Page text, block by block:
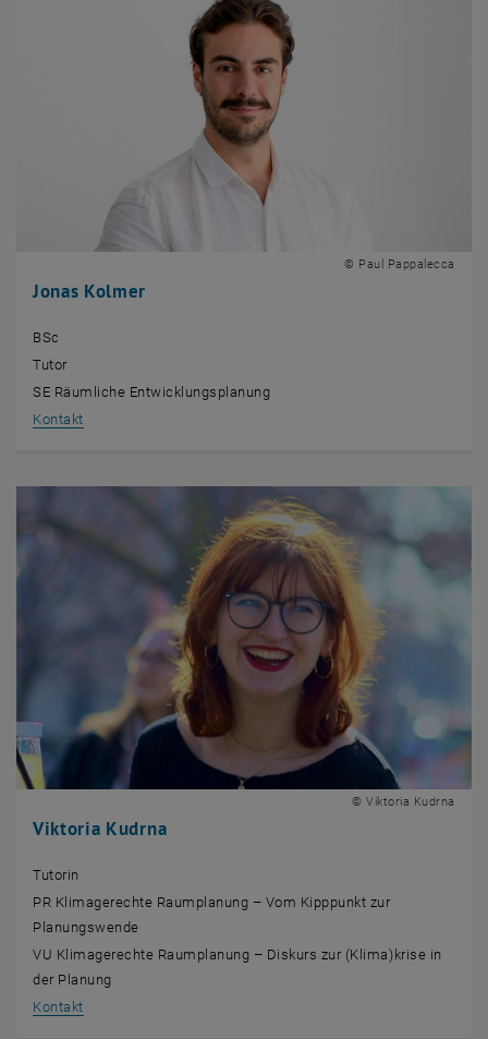
Jonas Kolmer
© Paul Pappalecca
BSc
Tutor
SE Räumliche Entwicklungsplanung
Kontakt, öffnet eine externe URL in einem neuen Fenster
Viktoria Kudrna
© Viktoria Kudrna
Tutorin
PR Klimagerechte Raumplanung – Vom Kipppunkt zur
Planungswende
VU Klimagerechte Raumplanung – Diskurs zur (Klima)krise in
der Planung
Kontakt, öffnet eine externe URL in einem neuen Fenster